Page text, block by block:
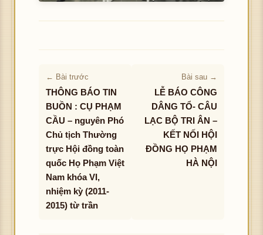
← Bài trước
THÔNG BÁO TIN
BUỒN : CỤ PHẠM
CẦU – nguyên Phó
Chủ tịch Thường
trực Hội đồng toàn
quốc Họ Phạm Việt
Nam khóa VI,
nhiệm kỳ (2011-
2015) từ trần
Bài sau →
LỄ BÁO CÔNG
DÂNG TỔ- CÂU
LẠC BỘ TRI ÂN –
KẾT NỐI HỘI
ĐỒNG HỌ PHẠM
HÀ NỘI